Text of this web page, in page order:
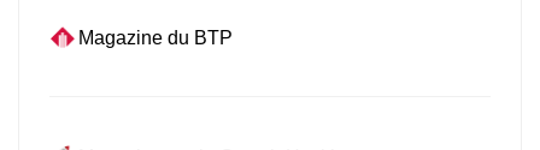
Magazine du BTP